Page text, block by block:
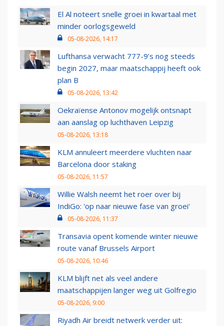
El Al noteert snelle groei in kwartaal met
minder oorlogsgeweld
05-08-2026, 14:17
Lufthansa verwacht 777-9’s nog steeds
begin 2027, maar maatschappij heeft ook
plan B
05-08-2026, 13:42
Oekraïense Antonov mogelijk ontsnapt
aan aanslag op luchthaven Leipzig
05-08-2026, 13:18
KLM annuleert meerdere vluchten naar
Barcelona door staking
05-08-2026, 11:57
Willie Walsh neemt het roer over bij
IndiGo: 'op naar nieuwe fase van groei'
05-08-2026, 11:37
Transavia opent komende winter nieuwe
route vanaf Brussels Airport
05-08-2026, 10:46
KLM blijft net als veel andere
maatschappijen langer weg uit Golfregio
05-08-2026, 9:00
Riyadh Air breidt netwerk verder uit: